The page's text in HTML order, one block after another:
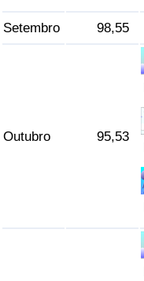
Setembro 98,55
Outubro 95,53